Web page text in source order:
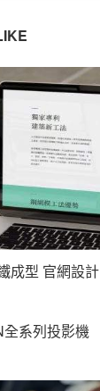
成型 官網設計
全系列投影機